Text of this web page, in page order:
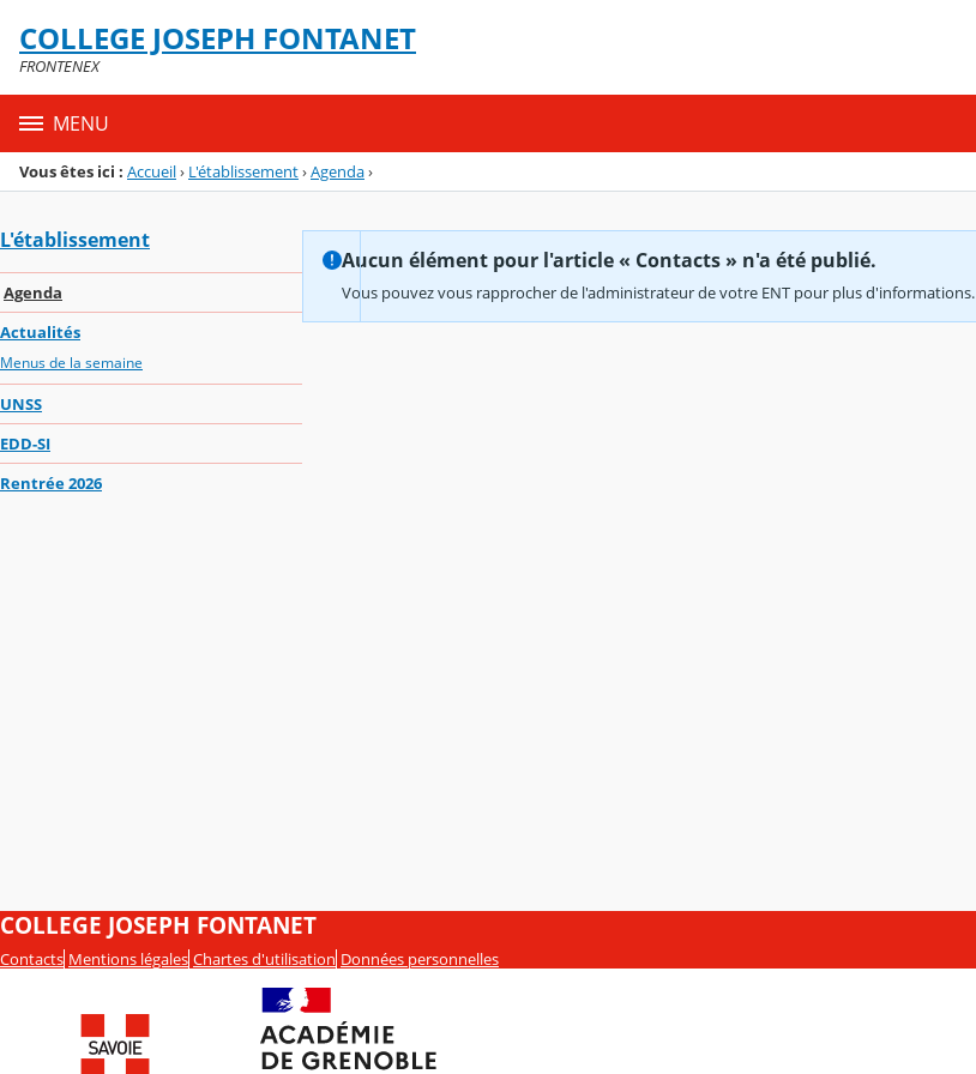
Menu de la rubrique
Contenu
COLLEGE JOSEPH FONTANET
FRONTENEX
MENU
Vous êtes ici : Accueil› L'établissement›Agenda›
L'établissement
Agenda
Actualités
Menus de la semaine
UNSS
EDD-SI
Rentrée 2026
Aucun élément pour l'article « Contacts » n'a été publié.
Vous pouvez vous rapprocher de l'administrateur de votre ENT pour plus d'informations.
COLLEGE JOSEPH FONTANET
Contacts Mentions légales Chartes d'utilisation Données personnelles